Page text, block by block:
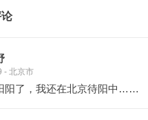
- 北京市
阳了，我还在北京待阳中……